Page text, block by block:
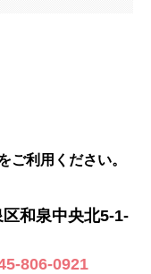
ご利用ください。
泉中央北5-1-
806-0921